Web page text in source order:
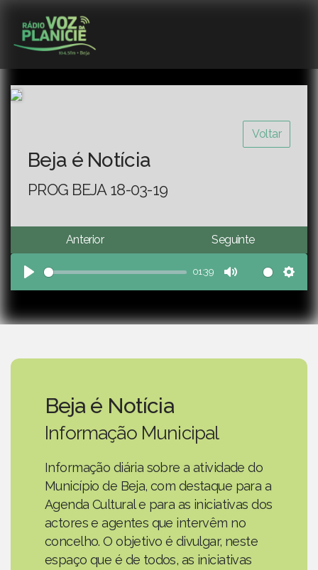
Voltar
Beja é Notícia
PROG BEJA 18-03-19
Anterior Seguinte
Play
01:39
Mute
Beja é Notícia
Informação Municipal
Informação diária sobre a atividade do
Município de Beja, com destaque para a
Agenda Cultural e para as iniciativas dos
actores e agentes que intervêm no
concelho. O objetivo é divulgar, neste
espaço que é de todos, as iniciativas